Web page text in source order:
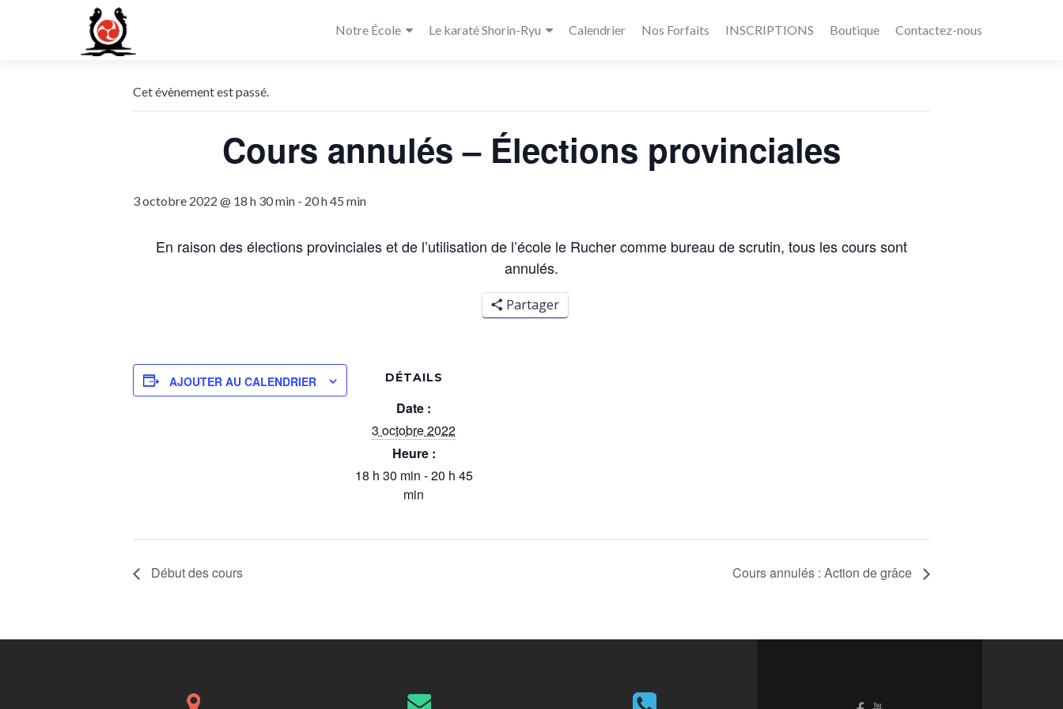
Notre École Le karaté Shorin-Ryu Calendrier Nos Forfaits INSCRIPTIONS Boutique Contactez-nous
« Tous les Évènements
Cet évènement est passé.
Cours annulés – Élections provinciales
3 octobre 2022 @ 18 h 30 min - 20 h 45 min
En raison des élections provinciales et de l’utilisation de l’école le Rucher comme bureau de scrutin, tous les cours sont
annulés.
Partager
AJOUTER AU CALENDRIER DÉTAILS
Date :
3 octobre 2022
Heure :
18 h 30 min - 20 h 45
min
Début des cours Cours annulés : Action de grâce